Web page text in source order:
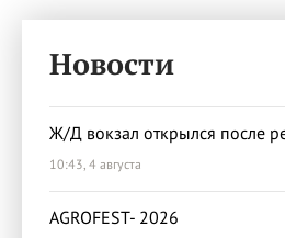
Новости
Ж/Д вокзал открылся после
10:43, 4 августа
AGROFEST- 2026